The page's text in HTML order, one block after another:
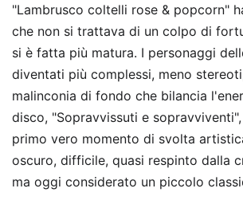
"Lambrusco coltelli rose & popcorn"
che non si trattava di un colpo di
si è fatta più matura. I personaggi
diventati più complessi, meno
malinconia di fondo che bilancia
disco, "Sopravvissuti e
primo vero momento di svolta
oscuro, difficile, quasi respinto dalla
ma oggi considerato un piccolo